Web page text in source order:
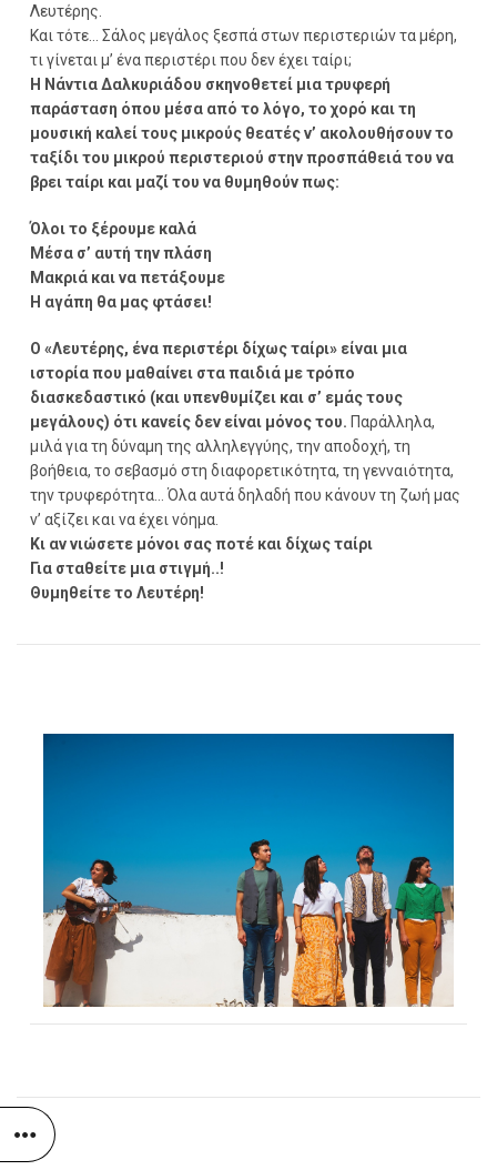
Λευτέρης.
Και τότε… Σάλος μεγάλος ξεσπά στων περιστεριών τα μέρη,
τι γίνεται μ’ ένα περιστέρι που δεν έχει ταίρι;
Η Νάντια Δαλκυριάδου σκηνοθετεί μια τρυφερή
παράσταση όπου μέσα από το λόγο, το χορό και τη
μουσική καλεί τους μικρούς θεατές ν’ ακολουθήσουν το
ταξίδι του μικρού περιστεριού στην προσπάθειά του να
βρει ταίρι και μαζί του να θυμηθούν πως:
Όλοι το ξέρουμε καλά
Μέσα σ’ αυτή την πλάση
Μακριά και να πετάξουμε
Η αγάπη θα μας φτάσει!
Ο «Λευτέρης, ένα περιστέρι δίχως ταίρι» είναι μια
ιστορία που μαθαίνει στα παιδιά με τρόπο
διασκεδαστικό (και υπενθυμίζει και σ’ εμάς τους
μεγάλους) ότι κανείς δεν είναι μόνος του. Παράλληλα,
μιλά για τη δύναμη της αλληλεγγύης, την αποδοχή, τη
βοήθεια, το σεβασμό στη διαφορετικότητα, τη γενναιότητα,
την τρυφερότητα… Όλα αυτά δηλαδή που κάνουν τη ζωή μας
ν’ αξίζει και να έχει νόημα.
Κι αν νιώσετε μόνοι σας ποτέ και δίχως ταίρι
Για σταθείτε μια στιγμή..!
Θυμηθείτε το Λευτέρη!